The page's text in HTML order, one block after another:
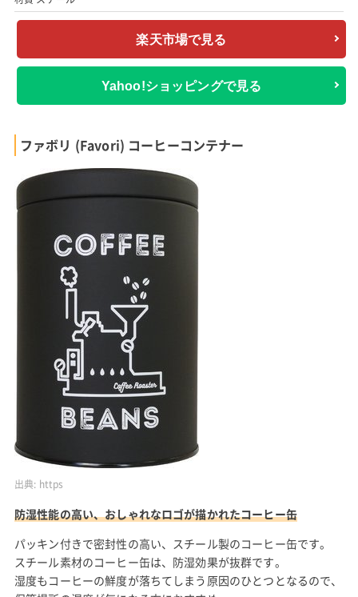
楽天市場で見る
Yahoo!ショッピングで見る
ファボリ (Favori) コーヒーコンテナー
出典: https
防湿性能の高い、おしゃれなロゴが描かれたコーヒー缶
パッキン付きで密封性の高い、スチール製のコーヒー缶です。
スチール素材のコーヒー缶は、防湿効果が抜群です。
湿度もコーヒーの鮮度が落ちてしまう原因のひとつとなるので、